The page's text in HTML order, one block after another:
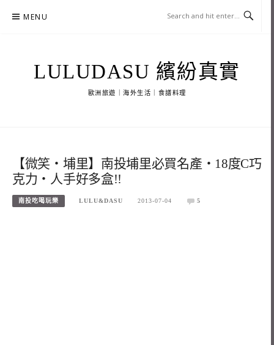
MENU
LULUDASU 繽紛真實
歐洲旅遊｜海外生活｜食譜料理
【微笑‧埔里】南投埔里必買名產‧18度C巧
克力‧人手好多盒!!
南投吃喝玩樂 LULU&DASU 2013-07-04 5